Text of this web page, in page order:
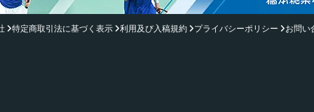
特定商取引法に基づく表示 利用及び入稿規約 プライバシーポリシー お問い